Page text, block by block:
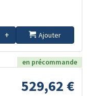
+ Ajouter
en précommande
529,62 €